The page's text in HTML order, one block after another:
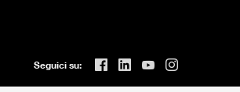
Seguici su: